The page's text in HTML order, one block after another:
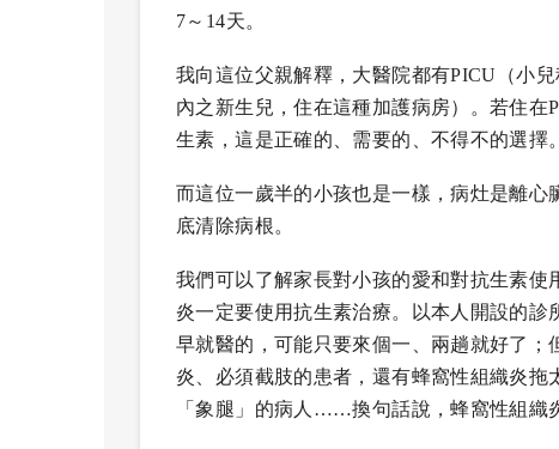
7～14天。
我向這位父親解釋，大醫院都有PICU（小
內之新生兒，住在這種加護病房）。若住
生素，這是正確的、需要的、不得不的選擇。
而這位一歲半的小孩也是一樣，病灶是離
底清除病根。
我們可以了解家長對小孩的愛和對抗生素
炎一定要使用抗生素治療。以本人開設的
早就醫的，可能只要來個一、兩趟就好了
炎、必須截肢的患者，還有蜂窩性組織炎
「象腿」的病人……換句話說，蜂窩性組織